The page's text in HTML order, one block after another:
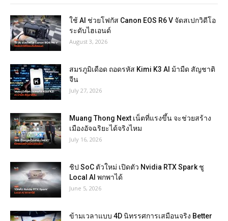
ใช้ AI ช่วยโฟกัส Canon EOS R6 V จัดสเปกวิดีโอ
ระดับไฮเอนด์
August 3, 2026
สมรภูมิเดือด ถอดรหัส Kimi K3 AI ม้ามืด สัญชาติ
จีน
July 27, 2026
Muang Thong Next เน็ตที่แรงขึ้น จะช่วยสร้าง
เมืองอัจฉริยะได้จริงไหม
July 16, 2026
ชิป SoC ตัวใหม่ เปิดตัว Nvidia RTX Spark ชู
Local AI พกพาได้
June 5, 2026
ข้ามเวลาแบบ 4D นิทรรศการเสมือนจริง Better